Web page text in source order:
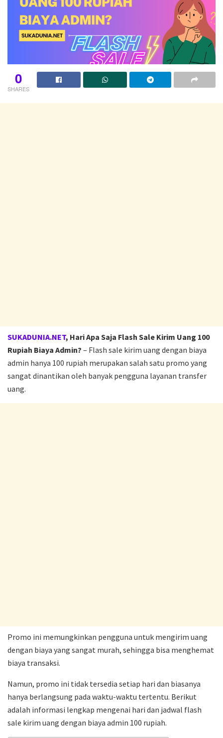
0
SHARES
SUKADUNIA.NET, Hari Apa Saja Flash Sale Kirim Uang 100
Rupiah Biaya Admin? – Flash sale kirim uang dengan biaya
admin hanya 100 rupiah merupakan salah satu promo yang
sangat dinantikan oleh banyak pengguna layanan transfer
uang.
Promo ini memungkinkan pengguna untuk mengirim uang
dengan biaya yang sangat murah, sehingga bisa menghemat
biaya transaksi.
Namun, promo ini tidak tersedia setiap hari dan biasanya
hanya berlangsung pada waktu-waktu tertentu. Berikut
adalah informasi lengkap mengenai hari dan jadwal flash
sale kirim uang dengan biaya admin 100 rupiah.